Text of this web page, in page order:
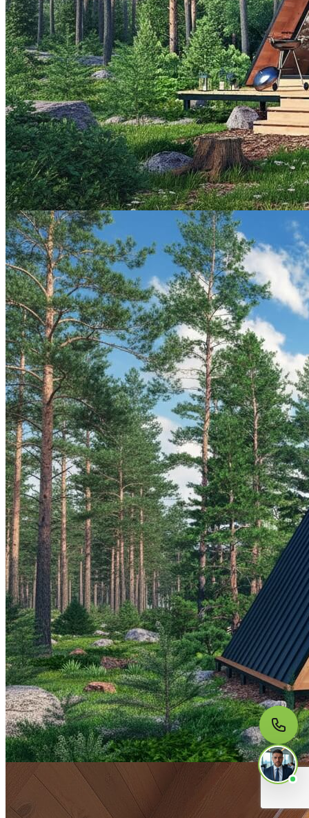
МЫ НА СВЯЗИ
Пишите нам
Онлайн · ответим за 5 минут
в рабочее время
Telegram
WhatsApp
MAX